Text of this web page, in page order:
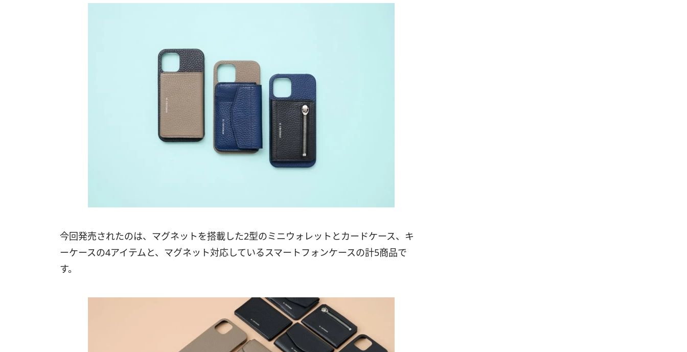
今回発売されたのは、マグネットを搭載した2型のミニウォレットとカードケース、キ
ーケースの4アイテムと、マグネット対応しているスマートフォンケースの計5商品で
す。